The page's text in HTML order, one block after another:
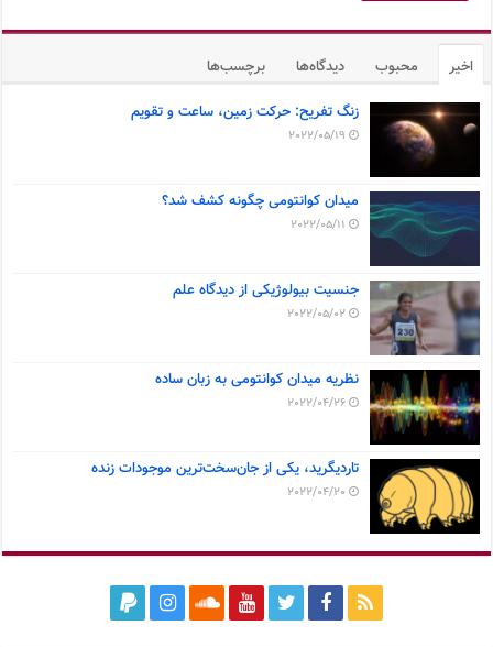
اخیر محبوب دیدگاه‌ها برچسب‌ها
زنگ تفریح: حرکت زمین، ساعت و تقویم
2022/05/19
میدان کوانتومی چگونه کشف شد؟
2022/05/11
جنسیت بیولوژیکی از دیدگاه علم
2022/05/02
نظریه میدان کوانتومی به زبان ساده
2022/04/26
تاردیگرید، یکی از جان‌سخت‌ترین موجودات زنده
2022/04/20